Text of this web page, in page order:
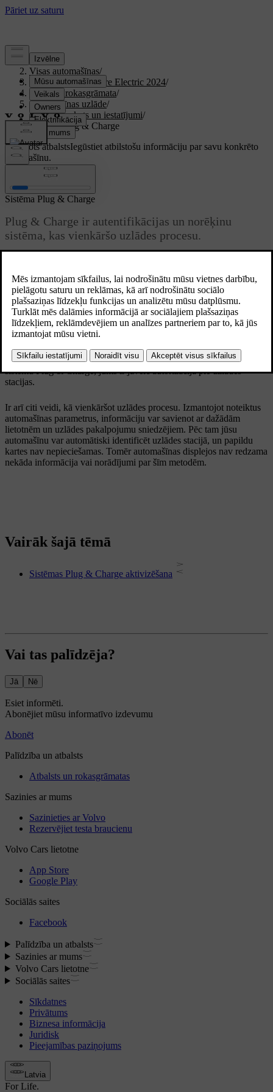
Atbalsts
Visas automašīnas/
XC40 Recharge Pure Electric 2024/
Lietotāja rokasgrāmata/
Automašīnas uzlāde/
Uzlādes skats un iestatījumi/
Sistēma Plug & Charge
Pielāgots atbalstsIegūstiet atbilstošu informāciju par savu konkrēto
automašīnu.
Pierakstīties
Sistēma Plug & Charge
Plug & Charge ir autentifikācijas un norēķinu
sistēma, kas vienkāršo uzlādes procesu.
elektromobiļu uzlādes standartu. Izmantojot Plug & Charge, nav
jāizmanto papildu kartes, lietotnes vai manuālas autentifikācijas
darbības. Tā vietā varat vienkārši pievienot uzlādes kabeli jūsu
automašīnai, kas automātiski atpazīs un autentificēs jūsu automašīnu,
ļaujot sākt uzlādes procesu.
To uzlādes staciju skaits, kas atbalsta Plug & Charge, ir ierobežots,
un visi uzlādes veidi var nebūt pieejami. Ja uzlādes stacija neatbalsta
sistēmu Plug & Charge, jums ir jāveic autorizācija pie uzlādes
stacijas.
Ir arī citi veidi, kā vienkāršot uzlādes procesu. Izmantojot noteiktus
automašīnas parametrus, informāciju var savienot ar dažādām
lietotnēm un uzlādes pakalpojumu sniedzējiem. Pēc tam jūsu
automašīnu var automātiski identificēt uzlādes stacijā, un papildu
kartes nav nepieciešamas. Tomēr automašīnas displejos nav redzama
nekāda informācija vai norādījumi par šīm metodēm.
Vairāk šajā tēmā
Sistēmas Plug & Charge aktivizēšana
Vai tas palīdzēja?
Jā Nē